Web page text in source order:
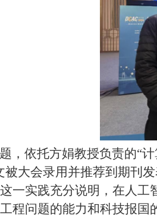
，依托方娟教授负责的“
被大会录用并推荐到期刊
一实践充分说明，在人
程问题的能力和科技报国